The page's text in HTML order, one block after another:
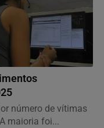
número de vítimas
maioria foi...